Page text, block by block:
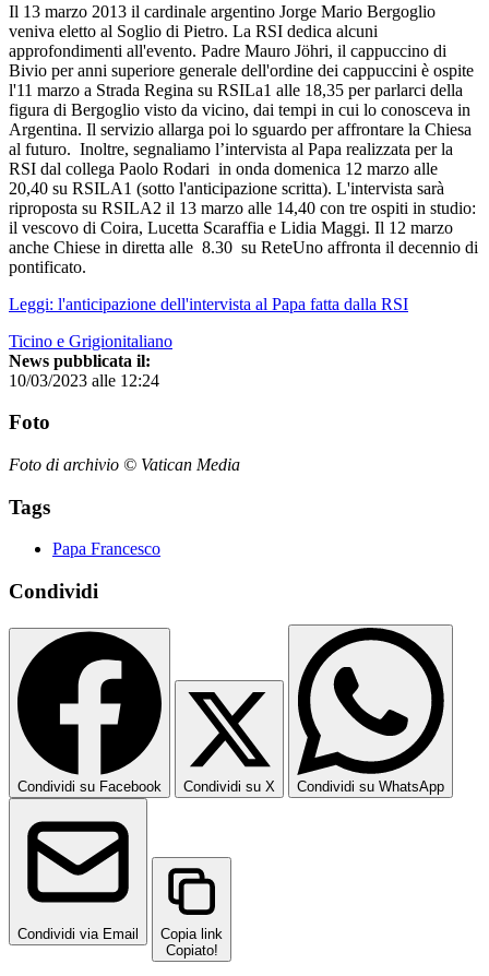
Il 13 marzo 2013 il cardinale argentino Jorge Mario Bergoglio
veniva eletto al Soglio di Pietro. La RSI dedica alcuni
approfondimenti all'evento. Padre Mauro Jöhri, il cappuccino di
Bivio per anni superiore generale dell'ordine dei cappuccini è ospite
l'11 marzo a Strada Regina su RSILa1 alle 18,35 per parlarci della
figura di Bergoglio visto da vicino, dai tempi in cui lo conosceva in
Argentina. Il servizio allarga poi lo sguardo per affrontare la Chiesa
al futuro. Inoltre, segnaliamo l’intervista al Papa realizzata per la
RSI dal collega Paolo Rodari in onda domenica 12 marzo alle
20,40 su RSILA1 (sotto l'anticipazione scritta). L'intervista sarà
riproposta su RSILA2 il 13 marzo alle 14,40 con tre ospiti in studio:
il vescovo di Coira, Lucetta Scaraffia e Lidia Maggi. Il 12 marzo
anche Chiese in diretta alle 8.30 su ReteUno affronta il decennio di
pontificato.
Leggi: l'anticipazione dell'intervista al Papa fatta dalla RSI
Ticino e Grigionitaliano
News pubblicata il:
10/03/2023 alle 12:24
Foto
Foto di archivio © Vatican Media
Tags
Papa Francesco
Condividi
Condividi su Facebook Condividi su X Condividi su WhatsApp
Condividi via Email
Copia link
Copiato!